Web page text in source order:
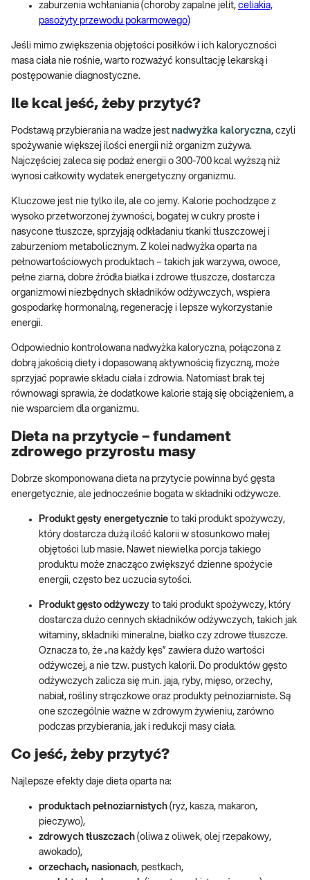
zaburzenia wchłaniania (choroby zapalne jelit, celiakia,
pasożyty przewodu pokarmowego)
Jeśli mimo zwiększenia objętości posiłków i ich kaloryczności
masa ciała nie rośnie, warto rozważyć konsultację lekarską i
postępowanie diagnostyczne.
Ile kcal jeść, żeby przytyć?
Podstawą przybierania na wadze jest nadwyżka kaloryczna, czyli
spożywanie większej ilości energii niż organizm zużywa.
Najczęściej zaleca się podaż energii o 300-700 kcal wyższą niż
wynosi całkowity wydatek energetyczny organizmu.
Kluczowe jest nie tylko ile, ale co jemy. Kalorie pochodzące z
wysoko przetworzonej żywności, bogatej w cukry proste i
nasycone tłuszcze, sprzyjają odkładaniu tkanki tłuszczowej i
zaburzeniom metabolicznym. Z kolei nadwyżka oparta na
pełnowartościowych produktach – takich jak warzywa, owoce,
pełne ziarna, dobre źródła białka i zdrowe tłuszcze, dostarcza
organizmowi niezbędnych składników odżywczych, wspiera
gospodarkę hormonalną, regenerację i lepsze wykorzystanie
energii.
Odpowiednio kontrolowana nadwyżka kaloryczna, połączona z
dobrą jakością diety i dopasowaną aktywnością fizyczną, może
sprzyjać poprawie składu ciała i zdrowia. Natomiast brak tej
równowagi sprawia, że dodatkowe kalorie stają się obciążeniem, a
nie wsparciem dla organizmu.
Dieta na przytycie – fundament
zdrowego przyrostu masy
Dobrze skomponowana dieta na przytycie powinna być gęsta
energetycznie, ale jednocześnie bogata w składniki odżywcze.
Produkt gęsty energetycznie to taki produkt spożywczy,
który dostarcza dużą ilość kalorii w stosunkowo małej
objętości lub masie. Nawet niewielka porcja takiego
produktu może znacząco zwiększyć dzienne spożycie
energii, często bez uczucia sytości.
Produkt gęsto odżywczy to taki produkt spożywczy, który
dostarcza dużo cennych składników odżywczych, takich jak
witaminy, składniki mineralne, białko czy zdrowe tłuszcze.
Oznacza to, że „na każdy kęs” zawiera dużo wartości
odżywczej, a nie tzw. pustych kalorii. Do produktów gęsto
odżywczych zalicza się m.in. jaja, ryby, mięso, orzechy,
nabiał, rośliny strączkowe oraz produkty pełnoziarniste. Są
one szczególnie ważne w zdrowym żywieniu, zarówno
podczas przybierania, jak i redukcji masy ciała.
Co jeść, żeby przytyć?
Najlepsze efekty daje dieta oparta na:
produktach pełnoziarnistych (ryż, kasza, makaron,
pieczywo),
zdrowych tłuszczach (oliwa z oliwek, olej rzepakowy,
awokado),
orzechach, nasionach, pestkach,